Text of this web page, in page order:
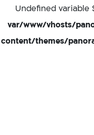
/var/www/vhosts/
content/themes/